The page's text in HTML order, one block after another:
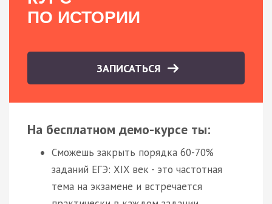
ПО ИСТОРИИ
ЗАПИСАТЬСЯ
На бесплатном демо-курсе ты:
Сможешь закрыть порядка 60-70%
заданий ЕГЭ: XIX век - это частотная
тема на экзамене и встречается